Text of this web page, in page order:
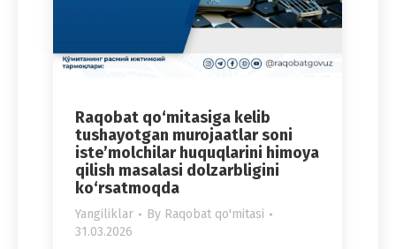
Raqobat qo‘mitasiga kelib
tushayotgan murojaatlar soni
iste’molchilar huquqlarini himoya
qilish masalasi dolzarbligini
ko‘rsatmoqda
Yangiliklar By Raqobat qo'mitasi
31.03.2026